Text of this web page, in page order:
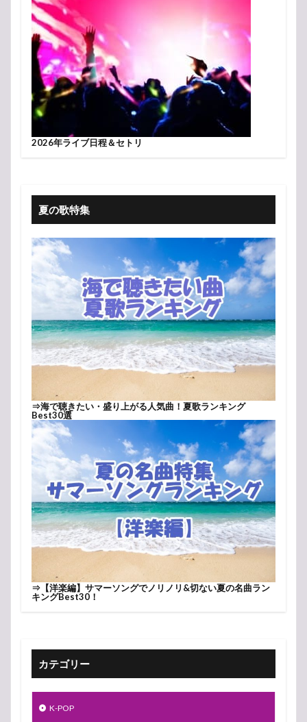
2026年ライブ日程＆セトリ
夏の歌特集
⇒海で聴きたい・盛り上がる人気曲！夏歌ランキング
Best30選
⇒ 【洋楽編】サマーソングでノリノリ&切ない夏の名曲ラン
キングBest30！
カテゴリー
K-POP